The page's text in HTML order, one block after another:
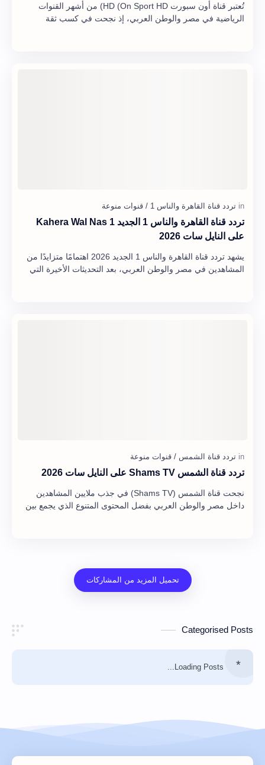
تُعتبر قناة أون سبورت HD (On Sport HD) من أشهر القنوات
الرياضية في مصر والوطن العربي، إذ نجحت في كسب ثقة
تردد قناة القاهرة والناس 1 الجديد Kahera Wal Nas 1
على النايل سات 2026
يشهد تردد قناة القاهرة والناس 1 الجديد 2026 اهتمامًا متزايدًا من
المشاهدين في مصر والوطن العربي، بعد التحديثات الأخيرة التي
تردد قناة الشمس Shams TV على النايل سات 2026
نجحت قناة الشمس (Shams TV) في جذب ملايين المشاهدين
داخل مصر والوطن العربي بفضل المحتوى المتنوع الذي يجمع بين
Categorised Posts
Loading Posts...